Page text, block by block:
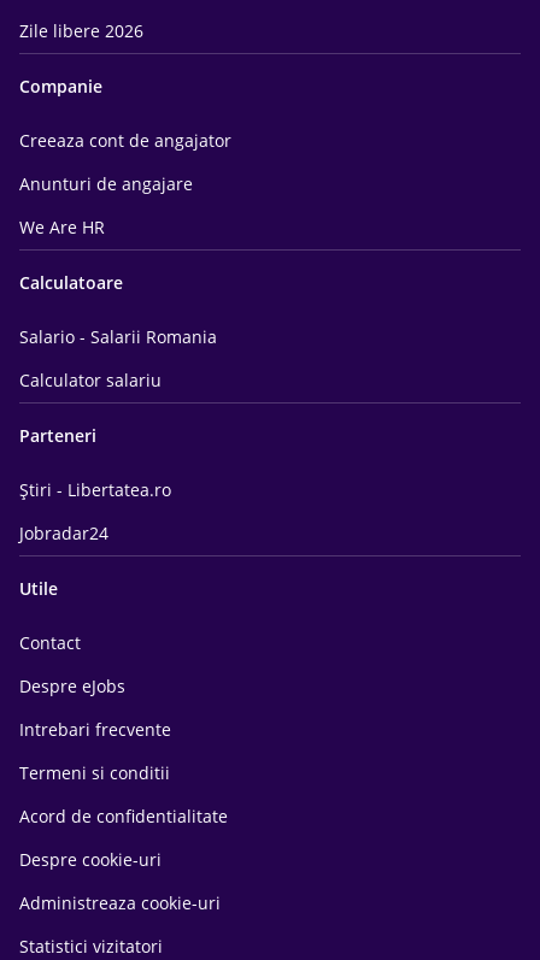
Zile libere 2026
Companie
Creeaza cont de angajator
Anunturi de angajare
We Are HR
Calculatoare
Salario - Salarii Romania
Calculator salariu
Parteneri
Știri - Libertatea.ro
Jobradar24
Utile
Contact
Despre eJobs
Intrebari frecvente
Termeni si conditii
Acord de confidentialitate
Despre cookie-uri
Administreaza cookie-uri
Statistici vizitatori